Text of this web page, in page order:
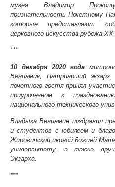
музея Владимир
признательность Почетному
которые представляют
церковного искусства рубежа
***
10 декабря 2020 года
Вениамин, Патриарший
почетного гостя принял
приуроченном к
национального технического
Владыка Вениамин поздравил
и студентов с юбилеем и
Жировичской иконой Божией
университету, а также
Экзарха.
***